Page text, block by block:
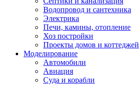
Водопровод и сантехника
Электрика
Печи, камины, отопление
Хоз постройки
Проекты домов и коттеджей
Моделирование
Автомобили
Авиация
Суда и корабли